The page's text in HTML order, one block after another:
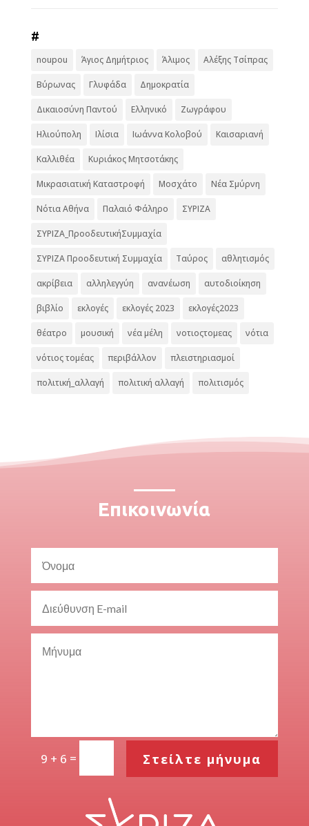
#
noupou Άγιος Δημήτριος Άλιμος Αλέξης Τσίπρας
Βύρωνας Γλυφάδα Δημοκρατία
Δικαιοσύνη Παντού Ελληνικό Ζωγράφου
Ηλιούπολη Ιλίσια Ιωάννα Κολοβού Καισαριανή
Καλλιθέα Κυριάκος Μητσοτάκης
Μικρασιατική Καταστροφή Μοσχάτο Νέα Σμύρνη
Νότια Αθήνα Παλαιό Φάληρο ΣΥΡΙΖΑ
ΣΥΡΙΖΑ_ΠροοδευτικήΣυμμαχία
ΣΥΡΙΖΑ Προοδευτική Συμμαχία Ταύρος αθλητισμός
ακρίβεια αλληλεγγύη ανανέωση αυτοδιοίκηση
βιβλίο εκλογές εκλογές 2023 εκλογές2023
θέατρο μουσική νέα μέλη νοτιοςτομεας νότια
νότιος τομέας περιβάλλον πλειστηριασμοί
πολιτική_αλλαγή πολιτική αλλαγή πολιτισμός
Επικοινωνία
9 + 6 = Στείλτε μήνυμα